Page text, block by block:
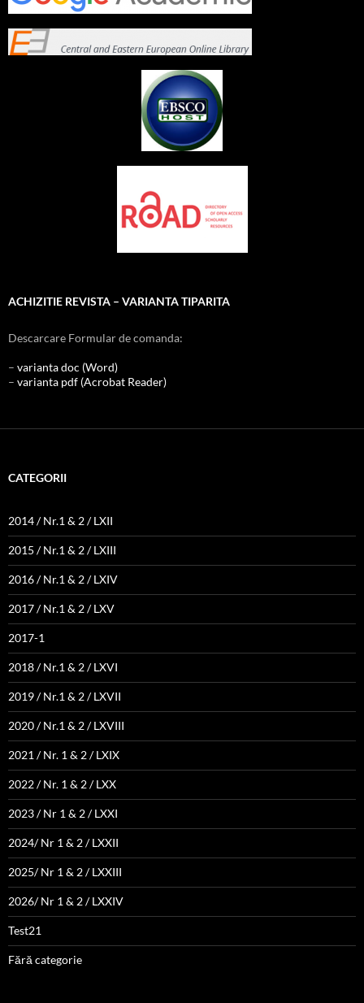
ACHIZITIE REVISTA – VARIANTA TIPARITA
Descarcare Formular de comanda:
– varianta doc (Word)
– varianta pdf (Acrobat Reader)
CATEGORII
2014 / Nr.1 & 2 / LXII
2015 / Nr.1 & 2 / LXIII
2016 / Nr.1 & 2 / LXIV
2017 / Nr.1 & 2 / LXV
2017-1
2018 / Nr.1 & 2 / LXVI
2019 / Nr.1 & 2 / LXVII
2020 / Nr.1 & 2 / LXVIII
2021 / Nr. 1 & 2 / LXIX
2022 / Nr. 1 & 2 / LXX
2023 / Nr 1 & 2 / LXXI
2024/ Nr 1 & 2 / LXXII
2025/ Nr 1 & 2 / LXXIII
2026/ Nr 1 & 2 / LXXIV
Test21
Fără categorie